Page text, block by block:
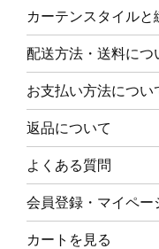
カーテンスタイルと
配送方法・送料につ
お支払い方法につい
返品について
よくある質問
会員登録・マイペー
カートを見る